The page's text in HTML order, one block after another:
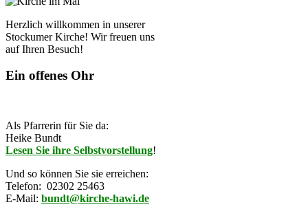
Herzlich willkommen in unserer
Stockumer Kirche! Wir freuen uns
auf Ihren Besuch!
Ein offenes Ohr
Als Pfarrerin für Sie da:
Heike Bundt
Lesen Sie ihre Selbstvorstellung!
Und so können Sie sie erreichen:
Telefon: 02302 25463
E-Mail: bundt@kirche-hawi.de